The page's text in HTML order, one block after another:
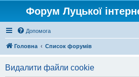
Форум Луцької
Допомога
Головна Список форумів
Видалити файли cookie